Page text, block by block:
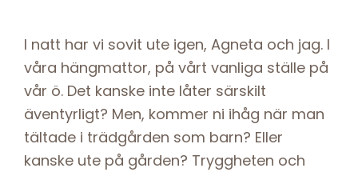
I natt har vi sovit ute igen, Agneta och jag. I
våra hängmattor, på vårt vanliga ställe på
vår ö. Det kanske inte låter särskilt
äventyrligt? Men, kommer ni ihåg när man
tältade i trädgården som barn? Eller
kanske ute på gården? Tryggheten och